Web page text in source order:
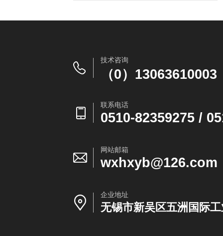
技术咨询
（0）13063610003
联系电话
0510-82359275/
网站邮箱
wxhxyb@126.com
企业地址
无锡市新吴区五洲国际